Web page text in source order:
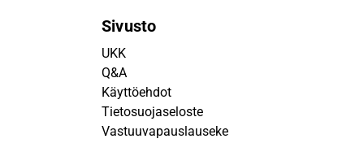
Sivusto
UKK
Q&A
Käyttöehdot
Tietosuojaseloste
Vastuuvapauslauseke